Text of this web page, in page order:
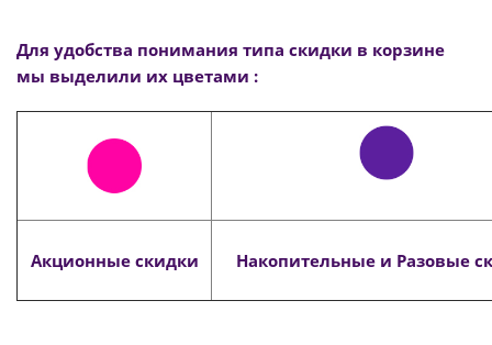
Для удобства понимания типа скидки в корзине
мы выделили их цветами :
Акционные скидки Накопительные и Разовые